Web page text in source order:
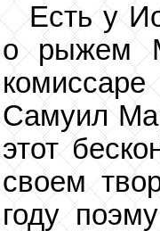
Есть у
о рыжем
Самуил
этот
своем
году